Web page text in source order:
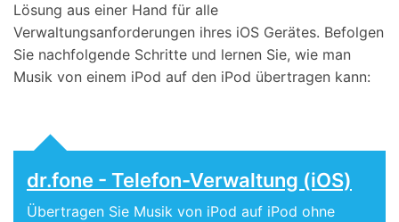
Lösung aus einer Hand für alle
Verwaltungsanforderungen ihres iOS Gerätes. Befolgen
Sie nachfolgende Schritte und lernen Sie, wie man
Musik von einem iPod auf den iPod übertragen kann:
dr.fone - Telefon-Verwaltung (iOS)
Übertragen Sie Musik von iPod auf iPod ohne